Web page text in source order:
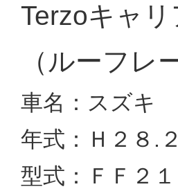
Terzoキャ
（ルーフレ
車名：スズキ
年式：Ｈ２８.
型式：ＦＦ２１